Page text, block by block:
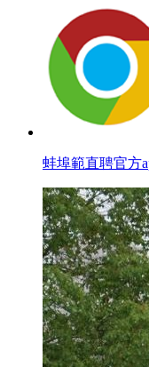
蚌埠範直聘官方